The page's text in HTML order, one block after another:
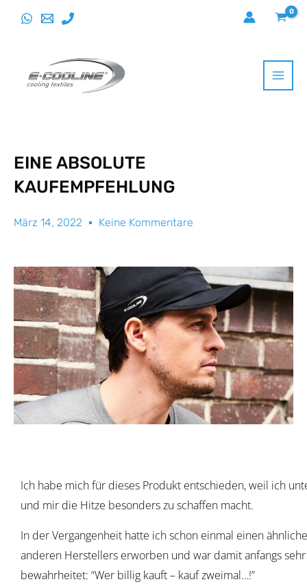
EINE ABSOLUTE
KAUFEMPFEHLUNG
März 14, 2022 Keine Kommentare
Ich habe mich für dieses Produkt entschieden, weil ich
und mir die Hitze besonders zu schaffen macht.
In der Vergangenheit hatte ich schon einmal einen
anderen Herstellers erworben und war damit anfangs
bewahrheitet: “Wer billig kauft – kauf zweimal…!”